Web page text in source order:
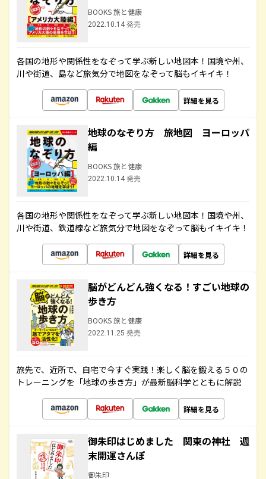
BOOKS 旅と健康
2022.10.14 発売
各国の地形や関係性をなぞって学ぶ新しい地図本！国境や州、
川や街道、島など旅気分で地図をなぞって脳もイキイキ！
詳細を見る
地球のなぞり方 旅地図 ヨーロッパ
編
BOOKS 旅と健康
2022.10.14 発売
各国の地形や関係性をなぞって学ぶ新しい地図本！国境や州、
川や街道、鉄道線など旅気分で地図をなぞって脳もイキイキ！
詳細を見る
脳がどんどん強くなる！すごい地球の
歩き方
BOOKS 旅と健康
2022.11.25 発売
旅先で、近所で、自宅で今すぐ実践！楽しく脳を鍛える５０の
トレーニングを「地球の歩き方」が最新脳科学とともに解説
詳細を見る
御朱印はじめました 関東の神社 週
末開運さんぽ
御朱印